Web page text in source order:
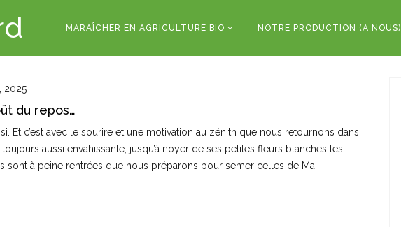
MARAÎCHER EN AGRICULTURE BIO NOTRE PRODUCTION (A NOUS)
2025
du repos…
Et c’est avec le sourire et une motivation au zénith que nous retournons dans
aussi envahissante, jusqu’à noyer de ses petites fleurs blanches les
sont à peine rentrées que nous préparons pour semer celles de Mai.